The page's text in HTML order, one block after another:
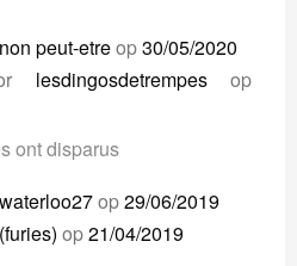
non peut-etreop30/05/2020
lesdingosdetrempesop
ont disparus
waterloo27op29/06/2019
(furies) op21/04/2019